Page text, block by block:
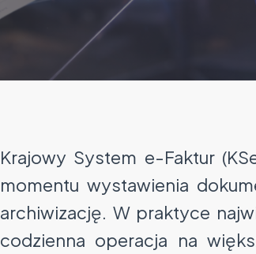
Krajowy System e-Faktur
momentu wystawienia
archiwizację. W praktyce
codzienna operacja na